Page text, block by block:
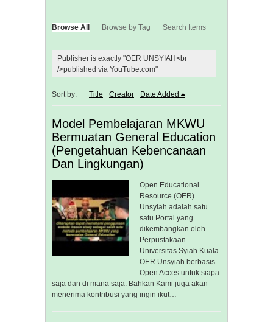
Browse All Browse by Tag Search Items
Publisher is exactly "OER UNSYIAH<br
/>published via YouTube.com"
Sort by: Title Creator Date Added
Model Pembelajaran MKWU
Bermuatan General Education
(Pengetahuan Kebencanaan
Dan Lingkungan)
Open Educational
Resource (OER)
Unsyiah adalah satu
satu Portal yang
dikembangkan oleh
Perpustakaan
Universitas Syiah Kuala.
OER Unsyiah berbasis
Open Acces untuk siapa
saja dan di mana saja. Bahkan Kami juga akan
menerima kontribusi yang ingin ikut…